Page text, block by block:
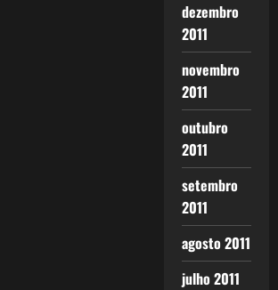
dezembro
2011
novembro
2011
outubro
2011
setembro
2011
agosto 2011
julho 2011